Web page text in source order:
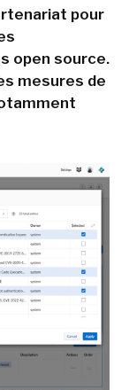
pour
open source.
mesures de